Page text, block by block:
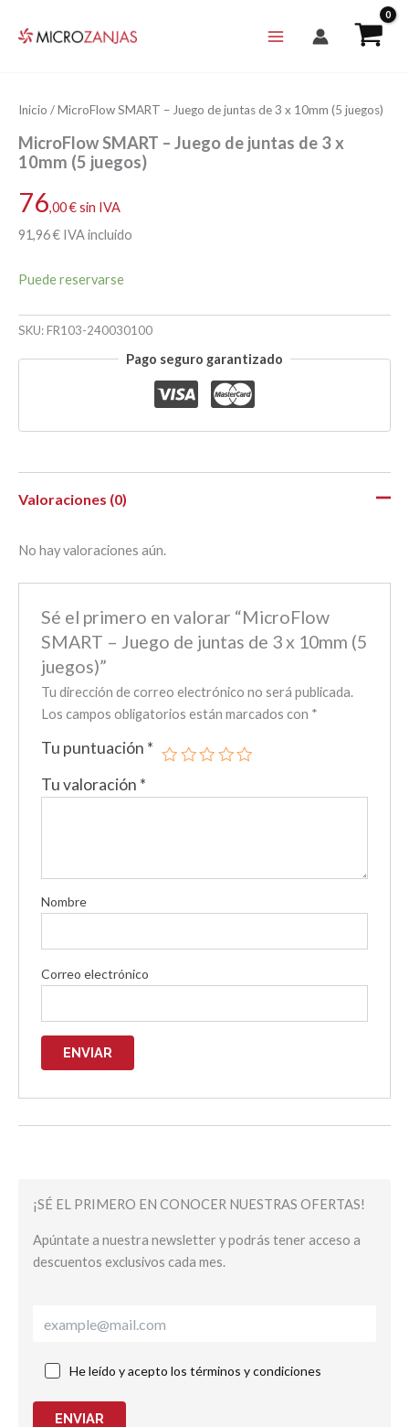
Inicio / MicroFlow SMART – Juego de juntas de 3 x 10mm (5 juegos)
MicroFlow SMART – Juego de juntas de 3 x
10mm (5 juegos)
76,00€sin IVA
91,96€ IVA incluido
Puede reservarse
SKU:FR103-240030100
Pago seguro garantizado
Valoraciones (0)
No hay valoraciones aún.
Sé el primero en valorar “MicroFlow
SMART – Juego de juntas de 3 x 10mm (5
juegos)”
Tu dirección de correo electrónico no será publicada.
Los campos obligatorios están marcados con *
Tu puntuación *
Tu valoración *
Nombre
Correo electrónico
¡SÉ EL PRIMERO EN CONOCER NUESTRAS OFERTAS!
Apúntate a nuestra newsletter y podrás tener acceso a
descuentos exclusivos cada mes.
He leído y acepto los términos y condiciones
ENVIAR